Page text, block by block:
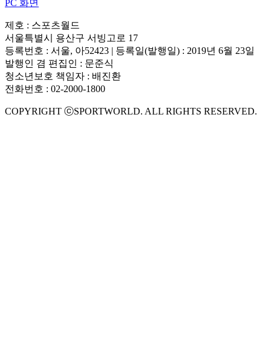
PC 화면
제호 : 스포츠월드
서울특별시 용산구 서빙고로 17
등록번호 : 서울, 아52423 | 등록일(발행일) : 2019년 6월 23일
발행인 겸 편집인 : 문준식
청소년보호 책임자 : 배진환
전화번호 : 02-2000-1800
COPYRIGHT ⓒSPORTWORLD. ALL RIGHTS RESERVED.